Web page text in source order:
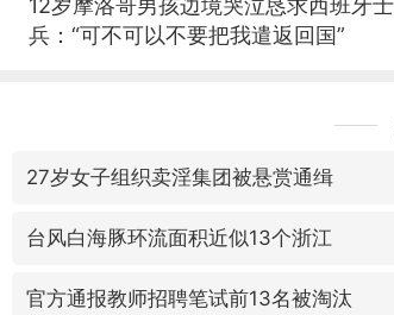
12岁摩洛哥男孩边境哭泣恳求西班牙士
兵：“可不可以不要把我遣返回国”
27岁女子组织卖淫集团被悬赏通缉
台风白海豚环流面积近似13个浙江
官方通报教师招聘笔试前13名被淘汰